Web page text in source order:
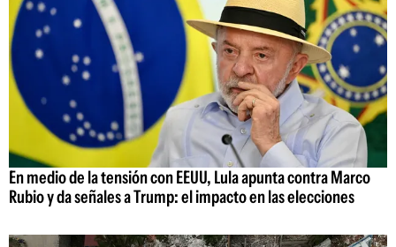
En medio de la tensión con EEUU, Lula apunta contra Marco
Rubio y da señales a Trump: el impacto en las elecciones